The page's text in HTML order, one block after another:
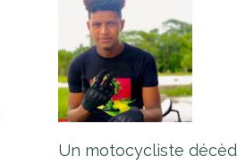
Un motocycliste